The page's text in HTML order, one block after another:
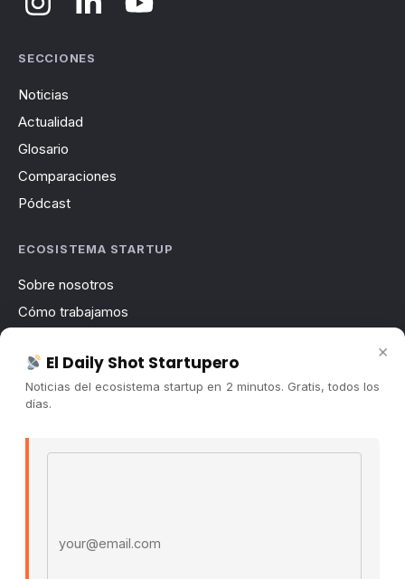
SECCIONES
Noticias
Actualidad
Glosario
Comparaciones
Pódcast
ECOSISTEMA STARTUP
Sobre nosotros
Cómo trabajamos
Contacto
Publicidad
Es La Hora de Aprender ↗
×
El Daily Shot Startupero
Noticias del ecosistema startup en 2 minutos. Gratis, todos los
días.